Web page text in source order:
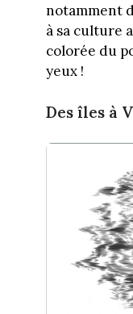
notamment
à sa culture
colorée du
yeux !
Des îles à